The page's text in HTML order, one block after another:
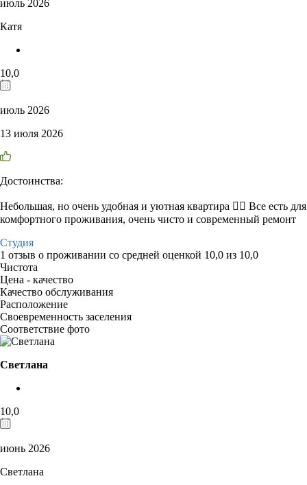
июль 2026
Катя
10,0
июль 2026
13 июля 2026
Достоинства:
Небольшая, но очень удобная и уютная квартира 👍🏼 Все есть для
комфортного проживания, очень чисто и современный ремонт
Студия
1 отзыв о проживании со средней оценкой 10,0 из 10,0
Чистота
Цена - качество
Качество обслуживания
Расположение
Своевременность заселения
Соответствие фото
Светлана
10,0
июнь 2026
Светлана